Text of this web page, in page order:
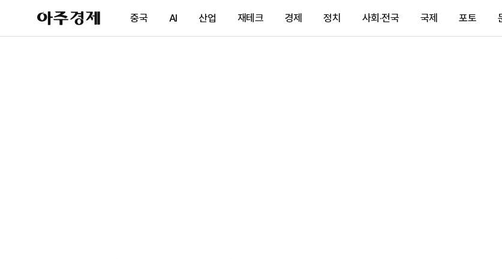
아
주
제
중국 AI 산업 재테크 경제 정치 사회·전국 국제 포토